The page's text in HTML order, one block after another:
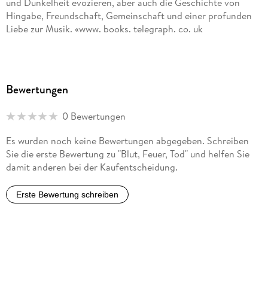
Hingabe, Freundschaft, Gemeinschaft und einer profunden
Liebe zur Musik. «www. books. telegraph. co. uk
Bewertungen
0 Bewertungen
Es wurden noch keine Bewertungen abgegeben. Schreiben
Sie die erste Bewertung zu "Blut, Feuer, Tod" und helfen Sie
damit anderen bei der Kaufentscheidung.
Erste Bewertung schreiben